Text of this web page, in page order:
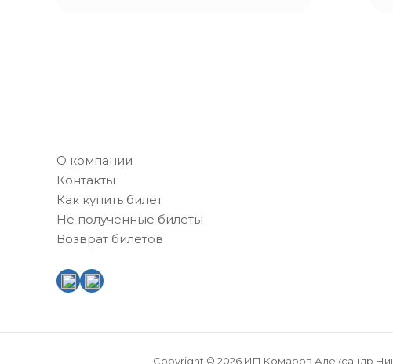
О компании
Контакты
Как купить билет
Не полученные билеты
Возврат билетов
Copyright © 2026 ИП Комаров Александр